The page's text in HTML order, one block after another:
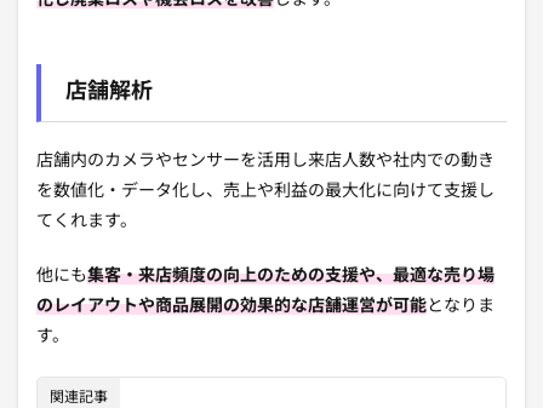
店舗解析
店舗内のカメラやセンサーを活用し来店人数や社内での動き
を数値化・データ化し、売上や利益の最大化に向けて支援し
てくれます。
他にも集客・来店頻度の向上のための支援や、最適な売り場
のレイアウトや商品展開の効果的な店舗運営が可能となりま
す。
関連記事